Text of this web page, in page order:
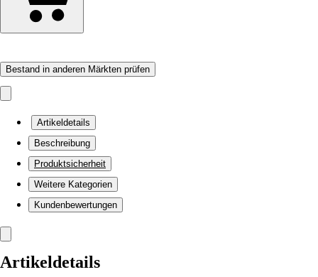
Bestand in anderen Märkten prüfen
Artikeldetails
Beschreibung
Produktsicherheit
Weitere Kategorien
Kundenbewertungen
Artikeldetails